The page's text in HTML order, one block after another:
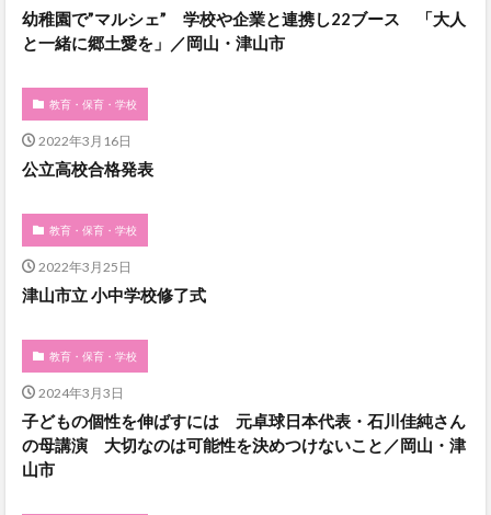
幼稚園で”マルシェ” 学校や企業と連携し22ブース 「大人
と一緒に郷土愛を」／岡山・津山市
教育・保育・学校
2022年3月16日
公立高校合格発表
教育・保育・学校
2022年3月25日
津山市立 小中学校修了式
教育・保育・学校
2024年3月3日
子どもの個性を伸ばすには 元卓球日本代表・石川佳純さん
の母講演 大切なのは可能性を決めつけないこと／岡山・津
山市